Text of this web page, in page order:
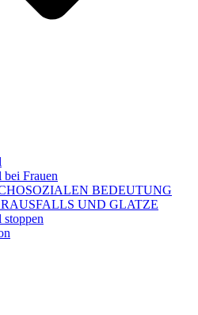
bei Frauen
BEDEUTUNG
UND GLATZE
stoppen